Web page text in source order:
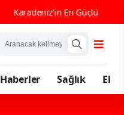
Karadeniz'in En Güçlü
Haberler Sağlık